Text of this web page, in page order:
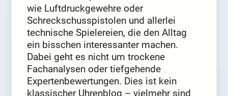
wie Luftdruckgewehre oder
Schreckschusspistolen und allerlei
technische Spielereien, die den Alltag
ein bisschen interessanter machen.
Dabei geht es nicht um trockene
Fachanalysen oder tiefgehende
Expertenbewertungen. Dies ist kein
klassischer Uhrenblog – vielmehr sind